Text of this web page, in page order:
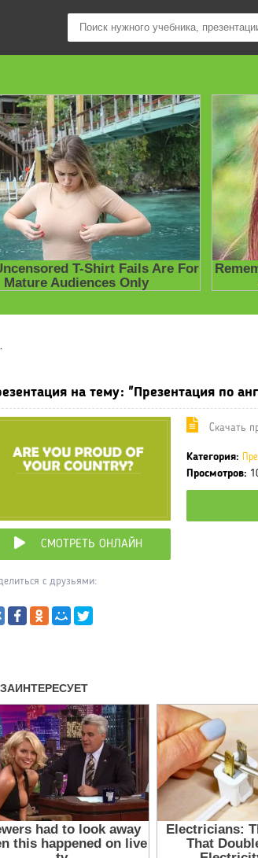
учебники / Презентации по предметам
на тему: "Презентация по
СМОТРЕТЬ ОНЛАЙН
с друзьями:
Cкачать
Категория:
Просмотров: